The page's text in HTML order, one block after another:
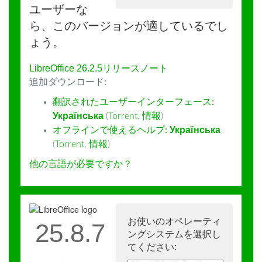
ユーザーな
ら、このバージョンが適しているでし
ょう。
LibreOffice 26.2.5リリースノート
追加ダウンロード:
翻訳されたユーザーインターフェース:
Українська (Torrent,情報)
オフラインで使えるヘルプ: Українська
(Torrent,情報)
他の言語が必要ですか？
お使いのオペレーティ
ングシステムを選択し
てください:
25.8.7